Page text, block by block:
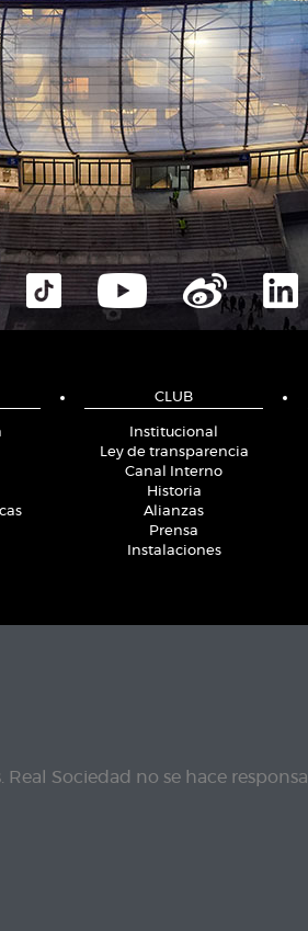
CLUB
Institucional
Ley de transparencia
Canal Interno
Historia
Alianzas
Prensa
Instalaciones
Real Sociedad no se hace